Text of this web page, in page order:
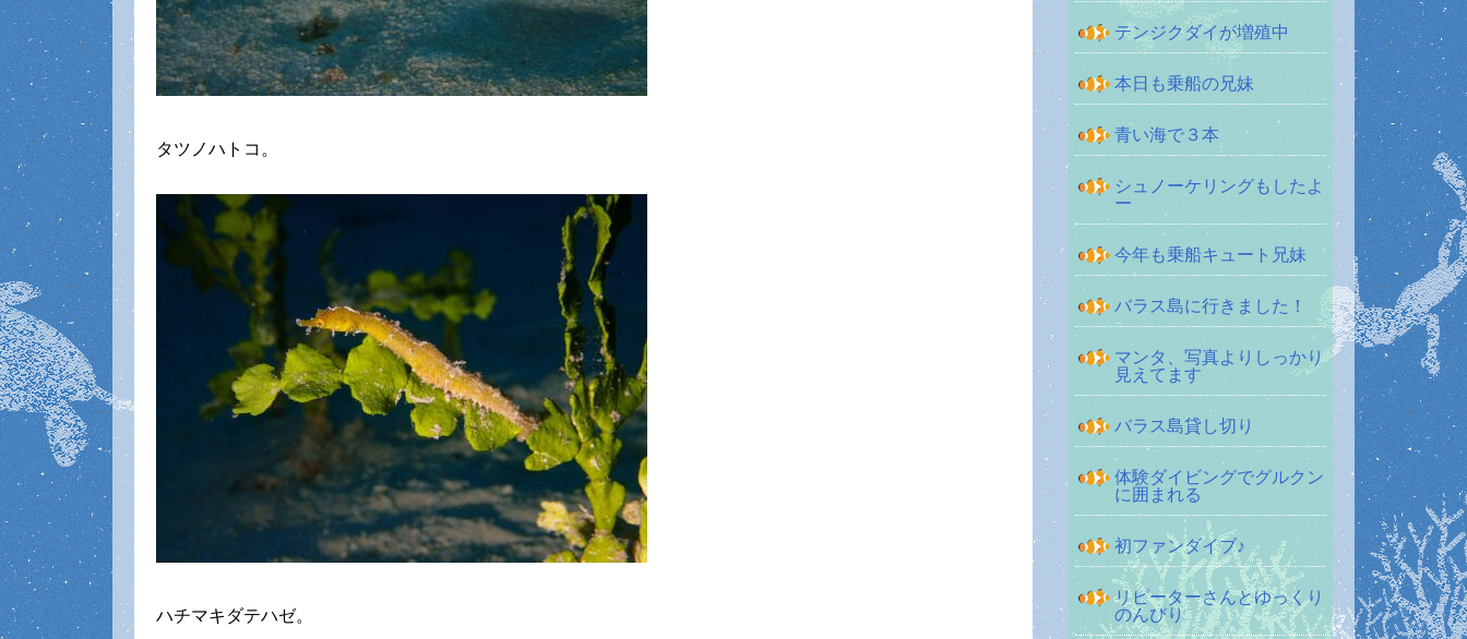
タツノハトコ。
ハチマキダテハゼ。
テンジクダイが増殖中
本日も乗船の兄妹
青い海で３本
シュノーケリングもしたよ
ー
今年も乗船キュート兄妹
バラス島に行きました！
マンタ、写真よりしっかり
見えてます
バラス島貸し切り
体験ダイビングでグルクン
に囲まれる
初ファンダイブ♪
リピーターさんとゆっくり
のんびり